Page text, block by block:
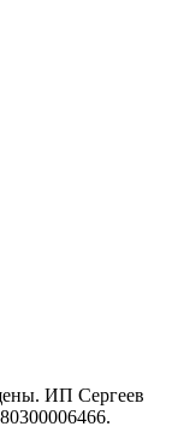
ИП Сергеев